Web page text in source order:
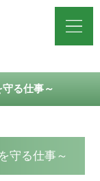
る仕事～
守る仕事～